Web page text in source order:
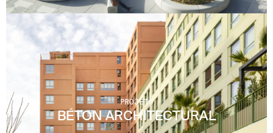
PROJETS
BÉTON ARCHITECTURAL